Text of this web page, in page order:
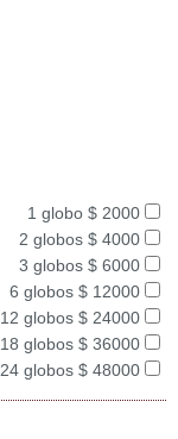
1 globo $ 2000
2 globos $ 4000
3 globos $ 6000
6 globos $ 12000
12 globos $ 24000
18 globos $ 36000
24 globos $ 48000